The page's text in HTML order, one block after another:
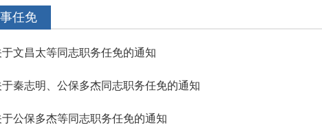
任免
于文昌太等同志职务任免的通知
于秦志明、公保多杰同志职务任免的通知
于公保多杰等同志职务任免的通知